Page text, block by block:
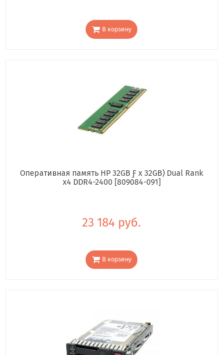
В корзину
Оперативная память HP 32GB Ƒ x 32GB) Dual Rank
x4 DDR4-2400 [809084-091]
23 184 руб.
В корзину